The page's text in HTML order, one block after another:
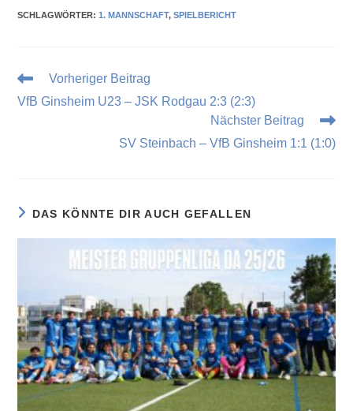
SCHLAGWÖRTER:1. MANNSCHAFT, SPIELBERICHT
Vorheriger Beitrag
VfB Ginsheim U23 – JSK Rodgau 2:3 (2:3)
Nächster Beitrag
SV Steinbach – VfB Ginsheim 1:1 (1:0)
DAS KÖNNTE DIR AUCH GEFALLEN